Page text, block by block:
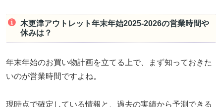
木更津アウトレット年末年始2025-2026の営業時間や
休みは？
年末年始のお買い物計画を立てる上で、まず知っておきた
いのが営業時間ですよね。
現時点で確定している情報と、過去の実績から予測できる